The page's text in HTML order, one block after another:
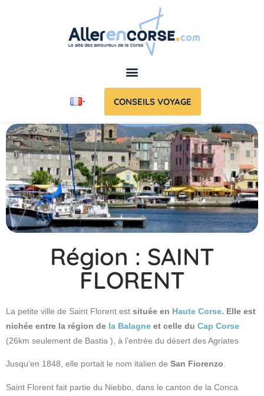
CONSEILS VOYAGE
Région : SAINT
FLORENT
La petite ville de Saint Florent est située en Haute Corse. Elle est
nichée entre la région de la Balagne et celle du Cap Corse
(26km seulement de Bastia ), à l’entrée du désert des Agriates
Jusqu’en 1848, elle portait le nom italien de San Fiorenzo.
Saint Florent fait partie du Niebbo, dans le canton de la Conca